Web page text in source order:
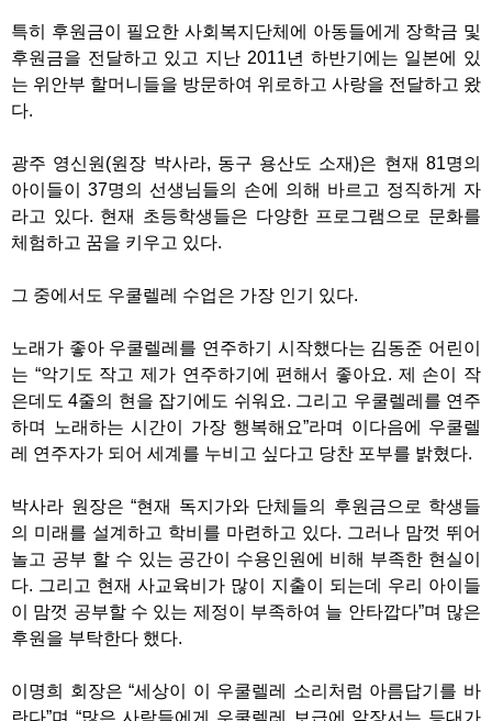
특히 후원금이 필요한 사회복지단체에 아동들에게 장학금 및
후원금을 전달하고 있고 지난 2011년 하반기에는 일본에 있
는 위안부 할머니들을 방문하여 위로하고 사랑을 전달하고 왔
다.
광주 영신원(원장 박사라, 동구 용산도 소재)은 현재 81명의
아이들이 37명의 선생님들의 손에 의해 바르고 정직하게 자
라고 있다. 현재 초등학생들은 다양한 프로그램으로 문화를
체험하고 꿈을 키우고 있다.
그 중에서도 우쿨렐레 수업은 가장 인기 있다.
노래가 좋아 우쿨렐레를 연주하기 시작했다는 김동준 어린이
는 “악기도 작고 제가 연주하기에 편해서 좋아요. 제 손이 작
은데도 4줄의 현을 잡기에도 쉬워요. 그리고 우쿨렐레를 연주
하며 노래하는 시간이 가장 행복해요”라며 이다음에 우쿨렐
레 연주자가 되어 세계를 누비고 싶다고 당찬 포부를 밝혔다.
박사라 원장은 “현재 독지가와 단체들의 후원금으로 학생들
의 미래를 설계하고 학비를 마련하고 있다. 그러나 맘껏 뛰어
놀고 공부 할 수 있는 공간이 수용인원에 비해 부족한 현실이
다. 그리고 현재 사교육비가 많이 지출이 되는데 우리 아이들
이 맘껏 공부할 수 있는 제정이 부족하여 늘 안타깝다”며 많은
후원을 부탁한다 했다.
이명희 회장은 “세상이 이 우쿨렐레 소리처럼 아름답기를 바
란다”며 “많은 사람들에게 우쿨렐레 보급에 앞장서는 등대가